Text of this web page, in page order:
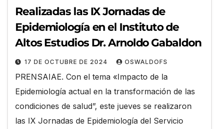
Realizadas las IX Jornadas de
Epidemiología en el Instituto de
Altos Estudios Dr. Arnoldo Gabaldon
17 DE OCTUBRE DE 2024 OSWALDOFS
PRENSAIAE. Con el tema «Impacto de la
Epidemiología actual en la transformación de las
condiciones de salud”, este jueves se realizaron
las IX Jornadas de Epidemiología del Servicio